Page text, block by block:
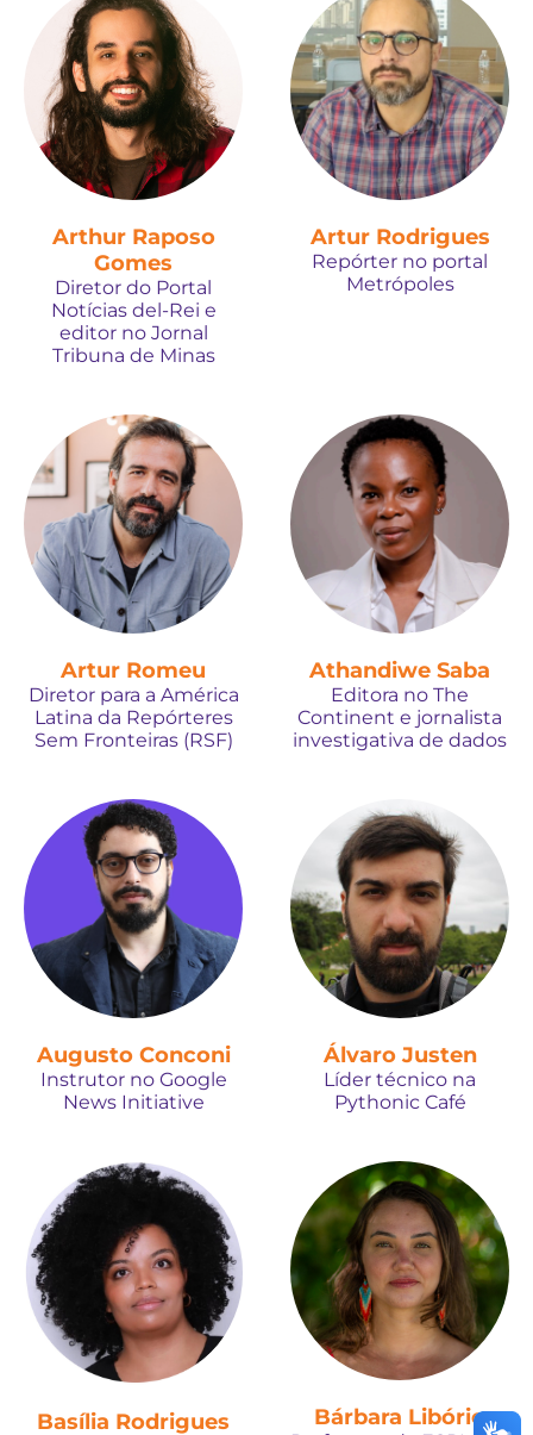
Arthur Raposo
Gomes
Diretor do Portal
Notícias del-Rei e
editor no Jornal
Tribuna de Minas
Artur Rodrigues
Repórter no portal
Metrópoles
Artur Romeu
Diretor para a América
Latina da Repórteres
Sem Fronteiras (RSF)
Athandiwe Saba
Editora no The
Continent e jornalista
investigativa de dados
Augusto Conconi
Instrutor no Google
News Initiative
Álvaro Justen
Líder técnico na
Pythonic Café
Basília Rodrigues Bárbara Libório